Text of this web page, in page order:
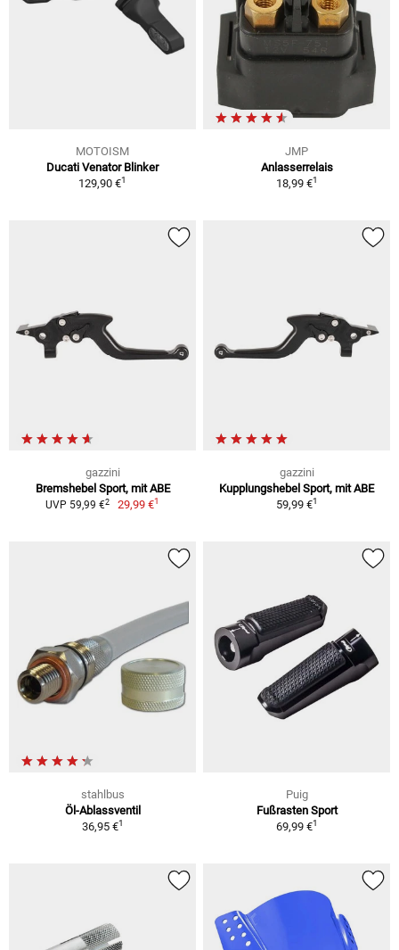
MOTOISM
Ducati Venator Blinker
129,90 €1
JMP
Anlasserrelais
18,99 €1
gazzini
Bremshebel Sport, mit ABE
UVP 59,99 €2 29,99 €1
gazzini
Kupplungshebel Sport, mit ABE
59,99 €1
stahlbus
Öl-Ablassventil
36,95 €1
Puig
Fußrasten Sport
69,99 €1